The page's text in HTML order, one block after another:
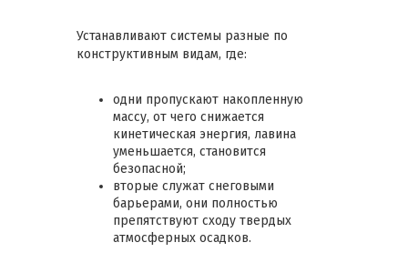
Устанавливают системы разные по
конструктивным видам, где:
одни пропускают накопленную
массу, от чего снижается
кинетическая энергия, лавина
уменьшается, становится
безопасной;
вторые служат снеговыми
барьерами, они полностью
препятствуют сходу твердых
атмосферных осадков.